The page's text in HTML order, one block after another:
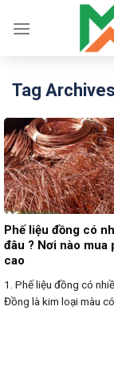
Tag
Phế liệu đồng có
đâu ? Nơi nào mua
cao
1. Phế liệu đồng có
Đồng là kim loại màu có